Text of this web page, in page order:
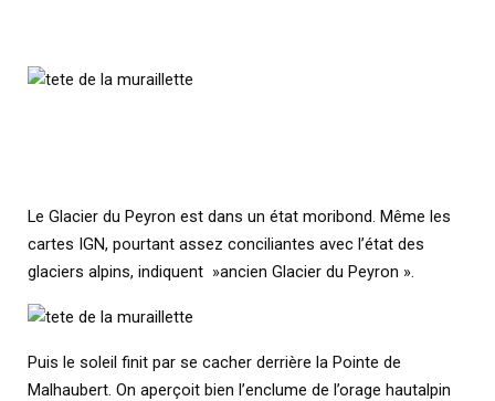
Le Glacier du Peyron est dans un état moribond. Même les
cartes IGN, pourtant assez conciliantes avec l’état des
glaciers alpins, indiquent »ancien Glacier du Peyron ».
Puis le soleil finit par se cacher derrière la Pointe de
Malhaubert. On aperçoit bien l’enclume de l’orage hautalpin